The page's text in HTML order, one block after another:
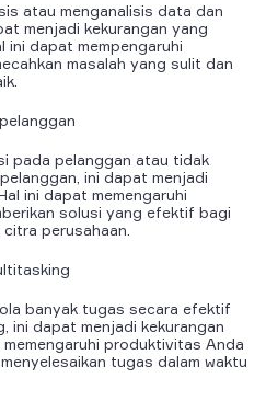
atau menganalisis data dan
menjadi kekurangan yang
ini dapat mempengaruhi
masalah yang sulit dan
pada pelanggan atau tidak
ini dapat menjadi
ini dapat memengaruhi
solusi yang efektif bagi
perusahaan.
banyak tugas secara efektif
ini dapat menjadi kekurangan
produktivitas Anda
tugas dalam waktu